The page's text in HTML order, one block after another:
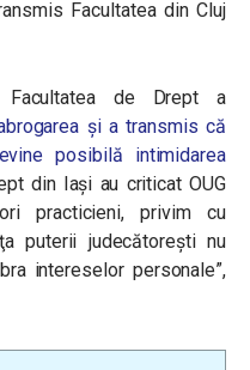
Facultatea din Cluj
de Drept a
și a transmis că
posibilă intimidarea
din Iaşi au criticat OUG
practicieni, privim cu
puterii judecătoreşti nu
intereselor personale”,